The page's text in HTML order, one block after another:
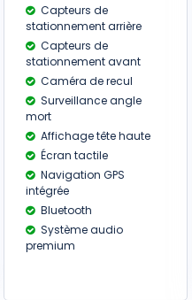
Capteurs de
stationnement arrière
Capteurs de
stationnement avant
Caméra de recul
Surveillance angle
mort
Affichage tête haute
Écran tactile
Navigation GPS
intégrée
Bluetooth
Système audio
premium